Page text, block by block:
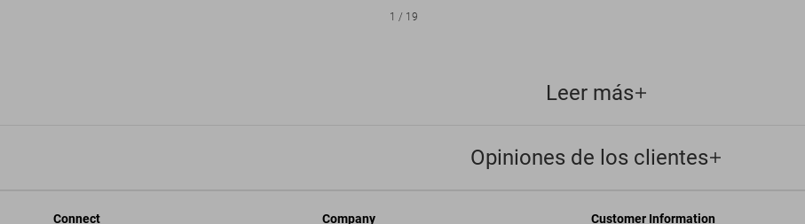
1 / 19
Leer más
Opiniones de los clientes
Connect Company Customer Information